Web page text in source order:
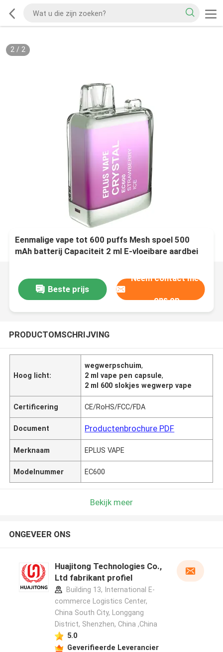
2/ 2
Eenmalige vape tot 600 puffs Mesh spoel 500
mAh batterij Capaciteit 2 ml E-vloeibare aardbei
Beste prijs
Neem contact met
ons op
PRODUCTOMSCHRIJVING
Hoog licht:
wegwerpschuim,
2 ml vape pen capsule,
2 ml 600 slokjes wegwerp vape
Certificering CE/RoHS/FCC/FDA
Document Productenbrochure PDF
Merknaam EPLUS VAPE
Modelnummer EC600
Bekijk meer
ONGEVEER ONS
Huajitong Technologies Co.,
Ltd fabrikant profiel
Building 13, International E-
commerce Logistics Center,
China South City, Longgang
District, Shenzhen, China ,China
5.0
Geverifieerde Leverancier